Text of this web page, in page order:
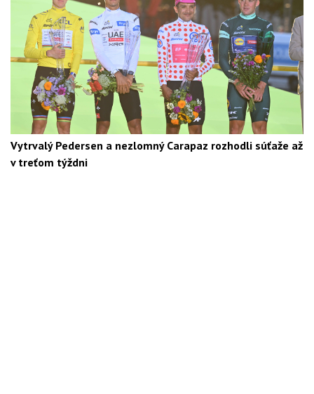
Vytrvalý Pedersen a nezlomný Carapaz rozhodli súťaže až
v treťom týždni